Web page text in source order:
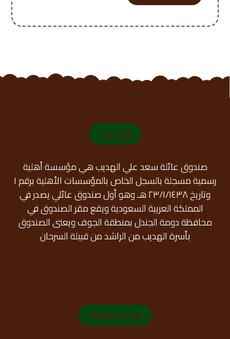
من نحن
صندوق عائلة سعد علي الهديب هي مؤسسة أهلية
رسمية مسجلة بالسجل الخاص بالمؤسسات الأهلية برقم ١
وتاريخ ٢٣/١/١٤٣٨ هـ وهو أول صندوق عائلي يصدر في
المملكة العربية السعودية ويقع مقر الصندوق في
محافظة دومة الجندل بمنطقة الجوف ويعنى الصندوق
بأسرة الهديب من الراشد من قبيلة السرحان
روابط سريعة